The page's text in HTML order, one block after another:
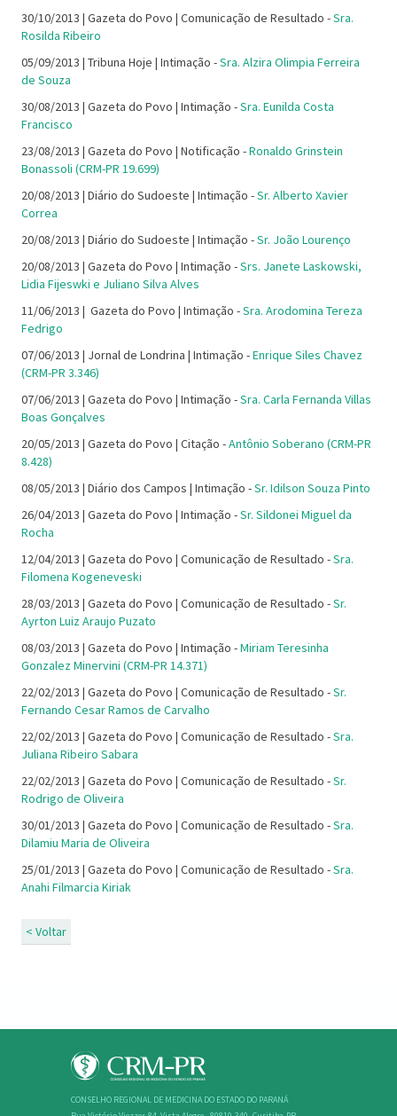
30/10/2013 | Gazeta do Povo | Comunicação de Resultado -Sra.
Rosilda Ribeiro
05/09/2013 | Tribuna Hoje | Intimação -Sra. Alzira Olimpia Ferreira
de Souza
30/08/2013 | Gazeta do Povo | Intimação -Sra. Eunilda Costa
Francisco
23/08/2013 | Gazeta do Povo | Notificação -Ronaldo Grinstein
Bonassoli (CRM-PR 19.699)
20/08/2013 | Diário do Sudoeste | Intimação -Sr. Alberto Xavier
Correa
20/08/2013 | Diário do Sudoeste | Intimação -Sr. João Lourenço
20/08/2013 | Gazeta do Povo | Intimação -Srs. Janete Laskowski,
Lidia Fijeswki e Juliano Silva Alves
11/06/2013 | Gazeta do Povo | Intimação -Sra. Arodomina Tereza
Fedrigo
07/06/2013 | Jornal de Londrina | Intimação -Enrique Siles Chavez
(CRM-PR 3.346)
07/06/2013 | Gazeta do Povo | Intimação -Sra. Carla Fernanda Villas
Boas Gonçalves
20/05/2013 | Gazeta do Povo | Citação -Antônio Soberano (CRM-PR
8.428)
08/05/2013 | Diário dos Campos | Intimação -Sr. Idilson Souza Pinto
26/04/2013 | Gazeta do Povo | Intimação -Sr. Sildonei Miguel da
Rocha
12/04/2013 | Gazeta do Povo | Comunicação de Resultado -Sra.
Filomena Kogeneveski
28/03/2013 | Gazeta do Povo | Comunicação de Resultado -Sr.
Ayrton Luiz Araujo Puzato
08/03/2013 | Gazeta do Povo | Intimação -Miriam Teresinha
Gonzalez Minervini (CRM-PR 14.371)
22/02/2013 | Gazeta do Povo | Comunicação de Resultado -Sr.
Fernando Cesar Ramos de Carvalho
22/02/2013 | Gazeta do Povo | Comunicação de Resultado -Sra.
Juliana Ribeiro Sabara
22/02/2013 | Gazeta do Povo | Comunicação de Resultado -Sr.
Rodrigo de Oliveira
30/01/2013 | Gazeta do Povo | Comunicação de Resultado -Sra.
Dilamiu Maria de Oliveira
25/01/2013 | Gazeta do Povo | Comunicação de Resultado -Sra.
Anahi Filmarcia Kiriak
< Voltar
CONSELHO REGIONAL DE MEDICINA DO ESTADO DO PARANÁ